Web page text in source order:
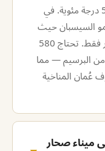
وتنمو بنجاح في درجات حرارة تتجاوز 50 درجة مئوية. في
السيسبان حيث
يصل ارتفاعها إلى 3-4 أمتار في 3 أشهر فقط. تحتاج 580
البرسيم — مما
عُمان المناخية
ميناء صحار